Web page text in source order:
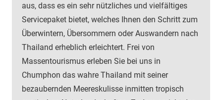
aus, dass es ein sehr nützliches und vielfältiges
Servicepaket bietet, welches Ihnen den Schritt zum
Überwintern, Übersommern oder Auswandern nach
Thailand erheblich erleichtert. Frei von
Massentourismus erleben Sie bei uns in
Chumphon das wahre Thailand mit seiner
bezaubernden Meereskulisse inmitten tropisch